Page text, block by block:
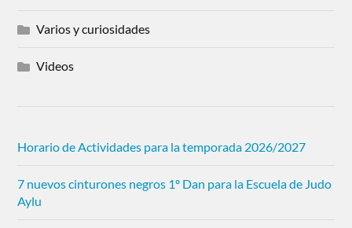
Varios y curiosidades
Videos
Horario de Actividades para la temporada 2026/2027
7 nuevos cinturones negros 1º Dan para la Escuela de Judo
Aylu